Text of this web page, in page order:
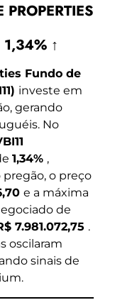
1,34% ↑
Fundo de
investe em
gerando
No
1,34% ,
pregão, o preço
e a máxima
de
7.981.072,75 .
oscilaram
sinais de